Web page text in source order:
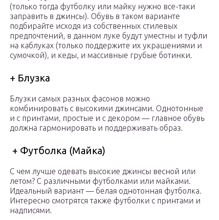
(только тогда футболку или майку нужно все-таки
заправить в джинсы). Обувь в таком варианте
подбирайте исходя из собственных стилевых
предпочтений, в данном луке будут уместны и туфли
на каблуках (только поддержите их украшениями и
сумочкой), и кеды, и массивные грубые ботинки.
+ Блузка
Блузки самых разных фасонов можно
комбинировать с высокими джинсами. Однотонные
и с принтами, простые и с декором — главное обувь
должна гармонировать и поддерживать образ.
+ Футболка (Майка)
С чем лучше одевать высокие джинсы весной или
летом? С различными футболками или майками.
Идеальный вариант — белая однотонная футболка.
Интересно смотрятся также футболки с принтами и
надписями.